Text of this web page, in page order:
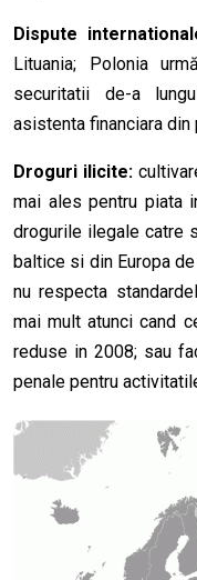
Dispute
Lituania; Polonia
securitatii de-a
asistenta financiara din
Droguri ilicite:
mai ales pentru piata
drogurile ilegale catre
baltice si din Europa
nu respecta
mai mult atunci cand
reduse in 2008; sau
penale pentru